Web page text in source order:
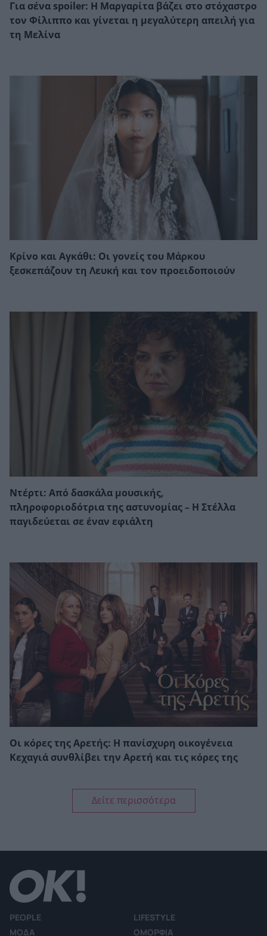
Για σένα spoiler: Η Μαργαρίτα βάζει στο στόχαστρο
τον Φίλιππο και γίνεται η μεγαλύτερη απειλή για
τη Μελίνα
Κρίνο και Αγκάθι: Οι γονείς του Μάρκου
ξεσκεπάζουν τη Λευκή και τον προειδοποιούν
Ντέρτι: Από δασκάλα μουσικής,
πληροφοριοδότρια της αστυνομίας – Η Στέλλα
παγιδεύεται σε έναν εφιάλτη
Οι κόρες της Αρετής: Η πανίσχυρη οικογένεια
Κεχαγιά συνθλίβει την Αρετή και τις κόρες της
Δείτε περισσότερα
PEOPLE
LIFESTYLE
ΜΟΔΑ
ΟΜΟΡΦΙΑ